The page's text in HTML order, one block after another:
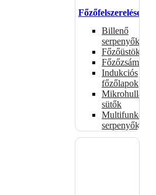
Főzőfelszerelések
Billenő
serpenyők
Főzőüstök
Főzőzsámolyok
Indukciós
főzőlapok
Mikrohullámú
sütők
Multifunkciós
serpenyők